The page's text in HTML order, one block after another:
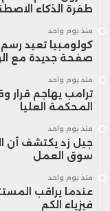
بالاستهلاك
المخاوف
النماذج
وافقت مؤخرًا
حكومي يهدف
موسعة قبل
طفرة الذكاء
منذ يوم واحد
كولومبيا تعيد
صفحة جديدة مع
منذ يوم واحد
ترامب يهاجم قرار
المحكمة العليا
منذ يوم واحد
جيل زد يكتشف أن
سوق العمل
منذ يوم واحد
عندما يراقب
فيزياء الكم